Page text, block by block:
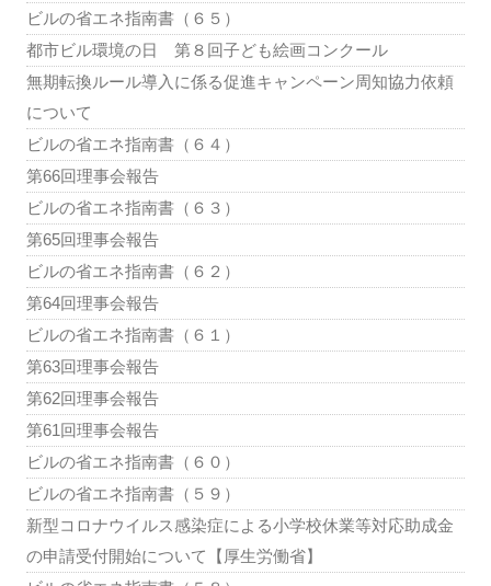
ビルの省エネ指南書（６５）
都市ビル環境の日 第８回子ども絵画コンクール
無期転換ルール導入に係る促進キャンペーン周知協力依頼
について
ビルの省エネ指南書（６４）
第66回理事会報告
ビルの省エネ指南書（６３）
第65回理事会報告
ビルの省エネ指南書（６２）
第64回理事会報告
ビルの省エネ指南書（６１）
第63回理事会報告
第62回理事会報告
第61回理事会報告
ビルの省エネ指南書（６０）
ビルの省エネ指南書（５９）
新型コロナウイルス感染症による小学校休業等対応助成金
の申請受付開始について【厚生労働省】